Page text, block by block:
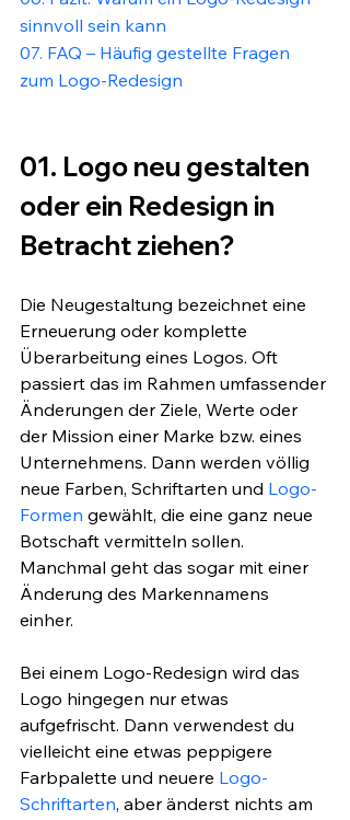
sinnvoll sein kann
07. FAQ – Häufig gestellte Fragen
zum Logo-Redesign
01. Logo neu gestalten
oder ein Redesign in
Betracht ziehen?
Die Neugestaltung bezeichnet eine
Erneuerung oder komplette
Überarbeitung eines Logos. Oft
passiert das im Rahmen umfassender
Änderungen der Ziele, Werte oder
der Mission einer Marke bzw. eines
Unternehmens. Dann werden völlig
neue Farben, Schriftarten und Logo-
Formen gewählt, die eine ganz neue
Botschaft vermitteln sollen.
Manchmal geht das sogar mit einer
Änderung des Markennamens
einher.
Bei einem Logo-Redesign wird das
Logo hingegen nur etwas
aufgefrischt. Dann verwendest du
vielleicht eine etwas peppigere
Farbpalette und neuere Logo-
Schriftarten, aber änderst nichts am